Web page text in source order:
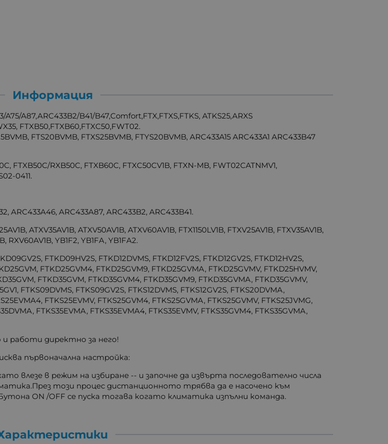
Информация
A87,ARC433B2/B41/B47,Comfort,FTX,FTXS,FTKS, ATKS25,ARXS
FTXB50,FTXB60,FTXC50,FWT02.
FTS20BVMB, FTXS25BVMB, FTYS20BVMB, ARC433A15 ARC433A1 ARC433B47
FTXB50C/RXB50C, FTXB60C, FTXC50CV1B, FTXN-MB, FWT02CATNMV1,
0411.
ARC433A46, ARC433A87, ARC433B2, ARC433B41.
ATXV35AV1B, ATXV50AV1B, ATXV60AV1B, FTX1150LV1B, FTXV25AV1B, FTXV35AV1B,
RXV60AV1B, YB1F2, YB1FA, YB1FA2.
FTKD09HV2S, FTKD12DVMS, FTKD12FV2S, FTKD12GV2S, FTKD12HV2S,
FTKD25GVM4, FTKD25GVM9, FTKD25GVMA, FTKD25GVMV, FTKD25HVMV,
FTKD35GVM, FTKD35GVM4, FTKD35GVM9, FTKD35GVMA, FTKD35GVMV,
FTKS09DVMS, FTKS09GV2S, FTKS12DVMS, FTKS12GV2S, FTKS20DVMA,
FTKS25EVMV, FTKS25GVM4, FTKS25GVMA, FTKS25GVMV, FTKS25JVMG,
FTKS35EVMA, FTKS35EVMA4, FTKS35EVMV, FTKS35GVM4, FTKS35GVMA,
работи директно за него!
първоначална настройка:
влезе в режим на избиране -- и започне да извърта последователно числа
този процес дистанционното трябва да е насочено към
ON /OFF се пуска тогава когато климатика изпълни команда.